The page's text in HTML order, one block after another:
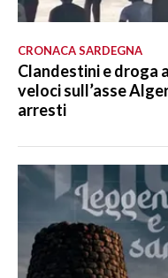
CRONACA SARDEGNA
Clandestini e droga
veloci sull’asse
arresti